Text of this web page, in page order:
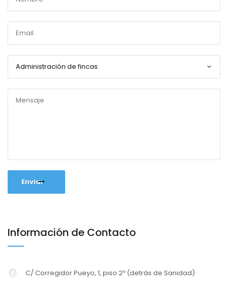
Información de Contacto
C/ Corregidor Pueyo, 1, piso 2º (detrás de Sanidad)